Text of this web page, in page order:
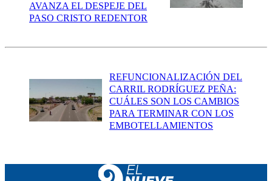
AVANZA EL DESPEJE DEL
PASO CRISTO REDENTOR
REFUNCIONALIZACIÓN DEL
CARRIL RODRÍGUEZ PEÑA:
CUÁLES SON LOS CAMBIOS
PARA TERMINAR CON LOS
EMBOTELLAMIENTOS